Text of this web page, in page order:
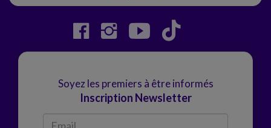
Soyez les premiers à être informés
Inscription Newsletter